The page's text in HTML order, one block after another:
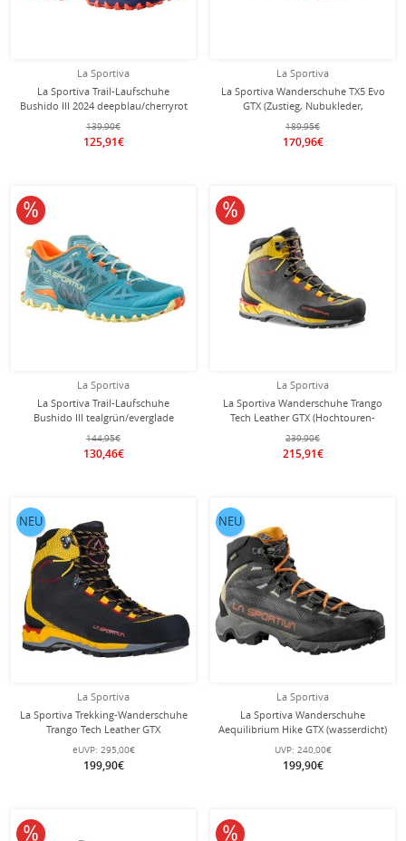
La Sportiva
La Sportiva Trail-Laufschuhe
Bushido III 2024 deepblau/cherryrot
Herren
139,90€
125,91€
La Sportiva
La Sportiva Wanderschuhe TX5 Evo
GTX (Zustieg, Nubukleder,
wasserdicht) dunkelgrün Herren
189,95€
170,96€
La Sportiva
La Sportiva Trail-Laufschuhe
Bushido III tealgrün/everglade
Damen
144,95€
130,46€
10% reduziert
La Sportiva
La Sportiva Wanderschuhe Trango
Tech Leather GTX (Hochtouren-
Bergwandern, wasserdicht)
schwarz/gelb Herren
239,90€
215,91€
10% reduziert
La Sportiva
La Sportiva Trekking-Wanderschuhe
Trango Tech Leather GTX
(Nubukeder, wasserdicht)
schwarz/gelb Herren
eUVP: 295,00€
199,90€
NEU
La Sportiva
La Sportiva Wanderschuhe
Aequilibrium Hike GTX (wasserdicht)
carbongrau/papaya Herren
UVP: 240,00€
199,90€
NEU
10% reduziert 10% reduziert